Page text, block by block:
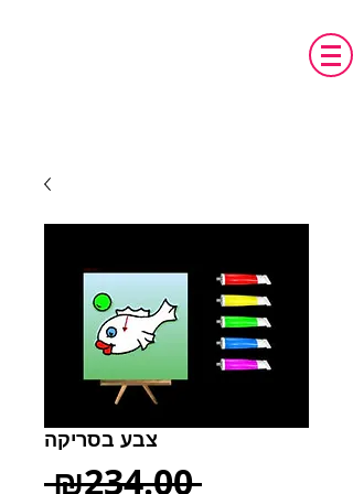
טכנו מ.א.ג
פיתוח והתאמת אביזרים לאנשים עם צרכים
מיוחדים
צבע בסריקה
₪234.00 Regular